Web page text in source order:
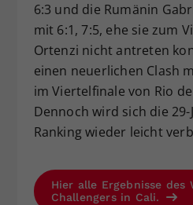
6:3 und die Rumänin
mit 6:1, 7:5, ehe sie zum
Ortenzi nicht antreten
einen neuerlichen Clash
im Viertelfinale von Rio
Dennoch wird sich die 29-
Ranking wieder leicht
Hier alle Ergebnisse des
Challengers in Cali.